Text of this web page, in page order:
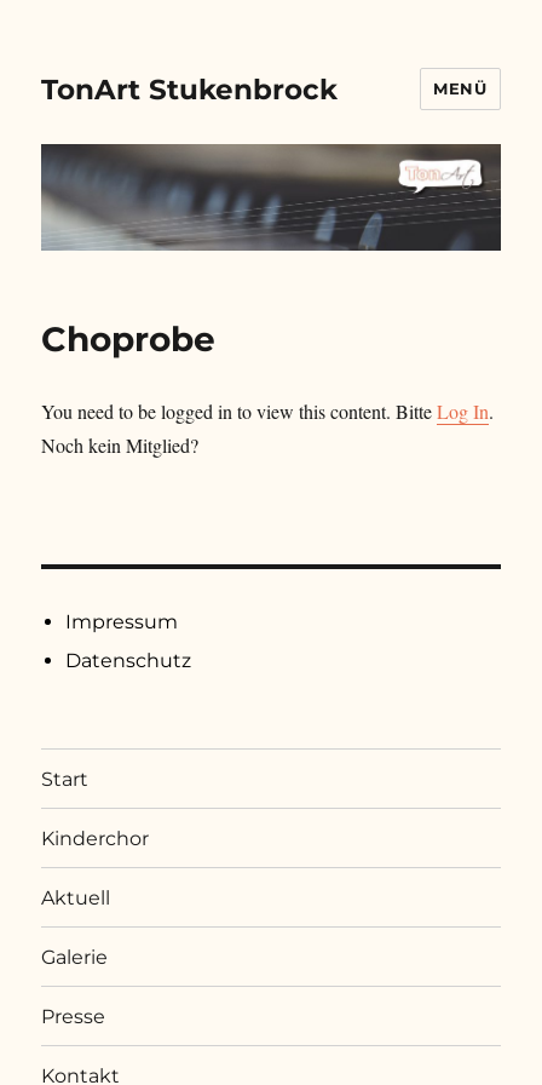
TonArt Stukenbrock MENÜ
Choprobe
You need to be logged in to view this content. BitteLog In.
Noch kein Mitglied?
Impressum
Datenschutz
Start
Kinderchor
Aktuell
Galerie
Presse
Kontakt